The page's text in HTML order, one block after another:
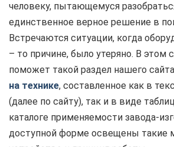
человеку, пытающемуся
единственное верное решение в
Встречаются ситуации, когда
– то причине, было утеряно. В этом
поможет такой раздел нашего
на технике, составленное как в
(далее по сайту), так и в виде
каталоге применяемости завода-
доступной форме освещены такие